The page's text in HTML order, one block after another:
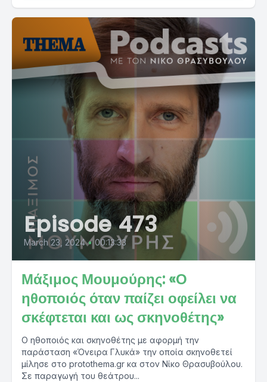
Episode 473
March 23, 2024 • 00:13:33
Μάξιμος Μουμούρης: «Ο
ηθοποιός όταν παίζει οφείλει να
σκέφτεται και ως σκηνοθέτης»
Ο ηθοποιός και σκηνοθέτης με αφορμή την
παράσταση «Όνειρα Γλυκά» την οποία σκηνοθετεί
μίλησε στο protothema.gr κα στον Νίκο Θρασυβούλου.
Σε παραγωγή του θεάτρου...